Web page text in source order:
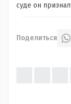
суде он
Поделиться